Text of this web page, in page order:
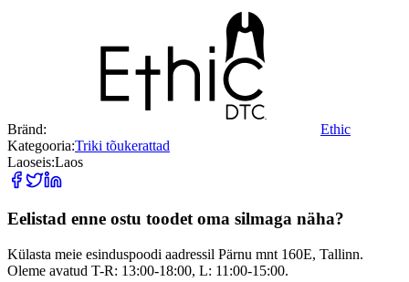
Bränd:
Ethic
Kategooria:Triki tõukerattad
Laoseis:Laos
Eelistad enne ostu toodet oma silmaga näha?
Külasta meie esinduspoodi aadressil Pärnu mnt 160E, Tallinn.
Oleme avatud T-R: 13:00-18:00, L: 11:00-15:00.